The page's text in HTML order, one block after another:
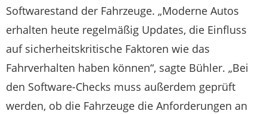
Softwarestand der Fahrzeuge. „Moderne Autos
erhalten heute regelmäßig Updates, die Einfluss
auf sicherheitskritische Faktoren wie das
Fahrverhalten haben können“, sagte Bühler. „Bei
den Software-Checks muss außerdem geprüft
werden, ob die Fahrzeuge die Anforderungen an